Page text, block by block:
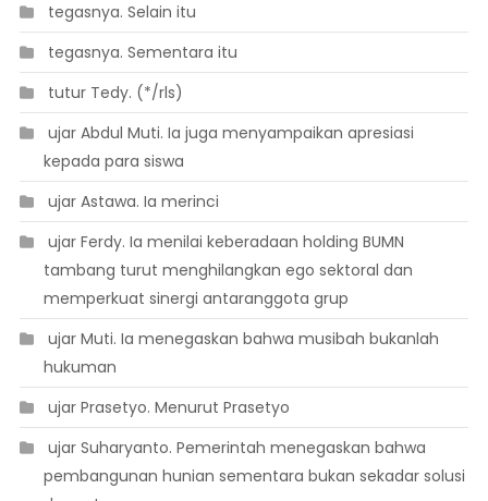
 tegasnya. Selain itu
 tegasnya. Sementara itu
 tutur Tedy. (*/rls)
 ujar Abdul Muti. Ia juga menyampaikan apresiasi
kepada para siswa
 ujar Astawa. Ia merinci
 ujar Ferdy. Ia menilai keberadaan holding BUMN
tambang turut menghilangkan ego sektoral dan
memperkuat sinergi antaranggota grup
 ujar Muti. Ia menegaskan bahwa musibah bukanlah
hukuman
 ujar Prasetyo. Menurut Prasetyo
 ujar Suharyanto. Pemerintah menegaskan bahwa
pembangunan hunian sementara bukan sekadar solusi